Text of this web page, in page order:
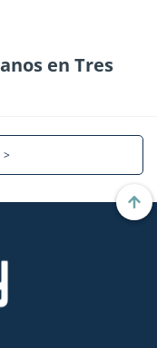
en Tres
>